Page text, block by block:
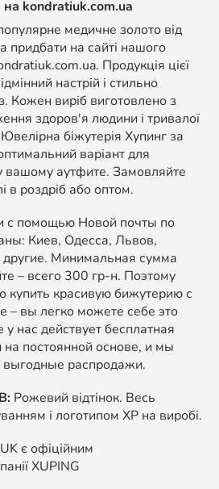
на kondratiuk.com.ua
медичне золото від
на сайті нашого
Продукція цієї
настрій і стильно
Кожен виріб виготовлено з
здоров'я людини і тривалої
біжутерія Хупинг за
варіант для
вашому аутфите. Замовляйте
в роздріб або оптом.
с помощью Новой почты по
Киев, Одесса, Львов,
Минимальная сумма
– всего 300 гр-н. Поэтому
купить красивую бижутерию с
– вы легко можете себе это
нас действует бесплатная
на постоянной основе, и мы
выгодные распродажи.
Рожевий відтінок. Весь
і логотипом XP на виробі.
є офіційним
XUPING